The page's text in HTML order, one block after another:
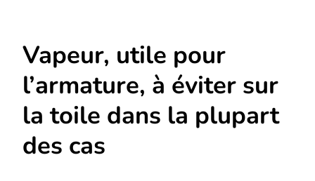
Vapeur, utile pour
l’armature, à éviter sur
la toile dans la plupart
des cas